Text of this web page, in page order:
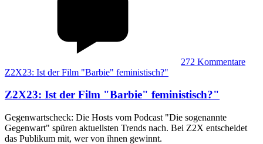
272 Kommentare
Z2X23: Ist der Film "Barbie" feministisch?"
Z2X23: Ist der Film "Barbie" feministisch?"
Gegenwartscheck: Die Hosts vom Podcast "Die sogenannte
Gegenwart" spüren aktuellsten Trends nach. Bei Z2X entscheidet
das Publikum mit, wer von ihnen gewinnt.